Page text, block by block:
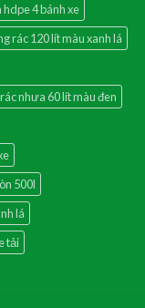
4 bánh xe
rác 120 lít màu xanh lá
nhưa 60 lít màu đen
500l
lá
tải